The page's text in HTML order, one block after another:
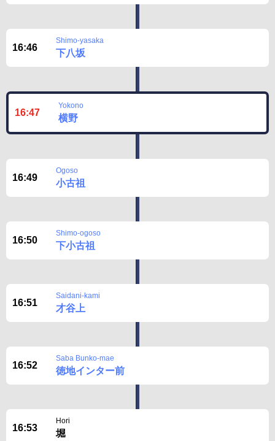
16:46
Shimo-yasaka
下八坂
16:47
Yokono
横野
16:49
Ogoso
小古祖
16:50
Shimo-ogoso
下小古祖
16:51
Saidani-kami
才谷上
16:52
Saba Bunko-mae
徳地インター前
16:53
Hori
堀